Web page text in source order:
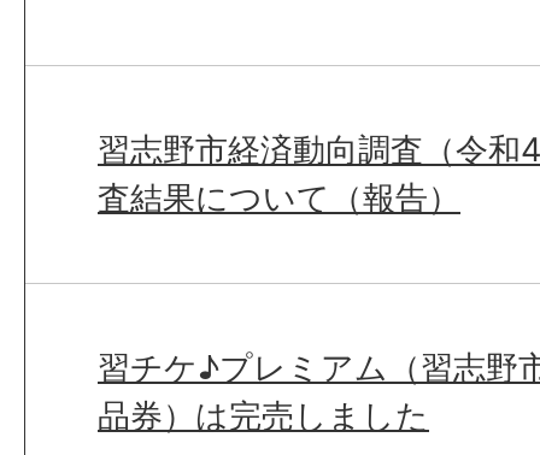
習志野市経済動向調査（令和
査結果について（報告）
習チケ♪プレミアム（習志野
品券）は完売しました